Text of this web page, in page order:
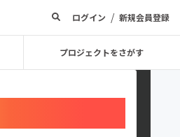
ログイン / 新規会員登録
プロジェクトをさがす